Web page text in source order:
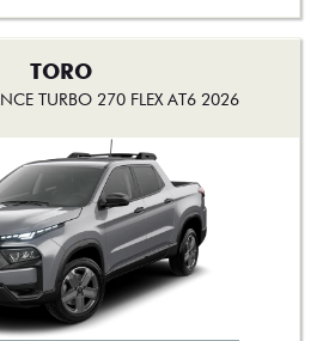
(61) 99258-3731
Ver oferta
TORO
TURBO 270 FLEX AT6 2026